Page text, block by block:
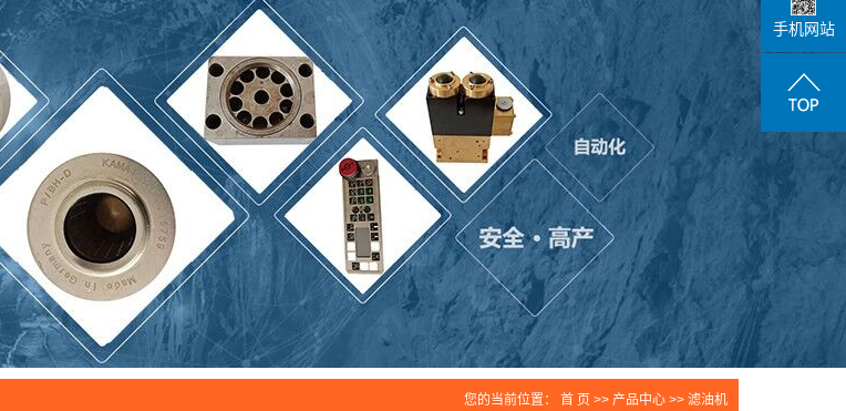
乳化液回液过滤器
高压清洗机
液压支架配件
KAMAT
工业过滤器及滤芯
液压支架电液控制
进口机电液压设备
滤油机
风力发电机齿轮油在线专用过滤装
您的当前位置： 首 页 >> 产品中心 >> 滤油机
手机网站